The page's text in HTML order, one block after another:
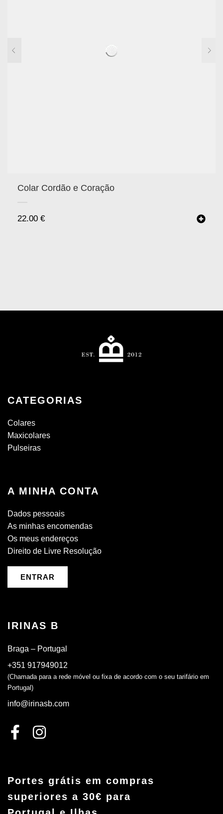
Colar Cordão e Coração
22.00 €
CATEGORIAS
Colares
Maxicolares
Pulseiras
A MINHA CONTA
Dados pessoais
As minhas encomendas
Os meus endereços
Direito de Livre Resolução
ENTRAR
IRINAS B
Braga – Portugal
+351 917949012
(Chamada para a rede móvel ou fixa de acordo com o seu tarifário em
Portugal)
info@irinasb.com
Portes grátis em compras
superiores a 30€ para